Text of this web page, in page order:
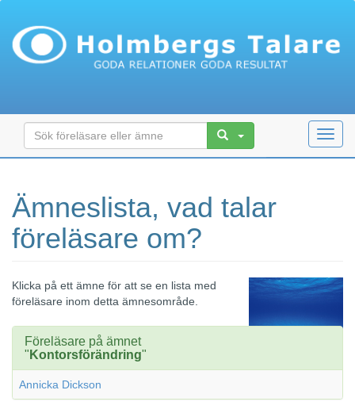
Ämneslista, vad talar
föreläsare om?
Klicka på ett ämne för att se en lista med
föreläsare inom detta ämnesområde.
Föreläsare på ämnet
" Kontorsförändring"
Annicka Dickson